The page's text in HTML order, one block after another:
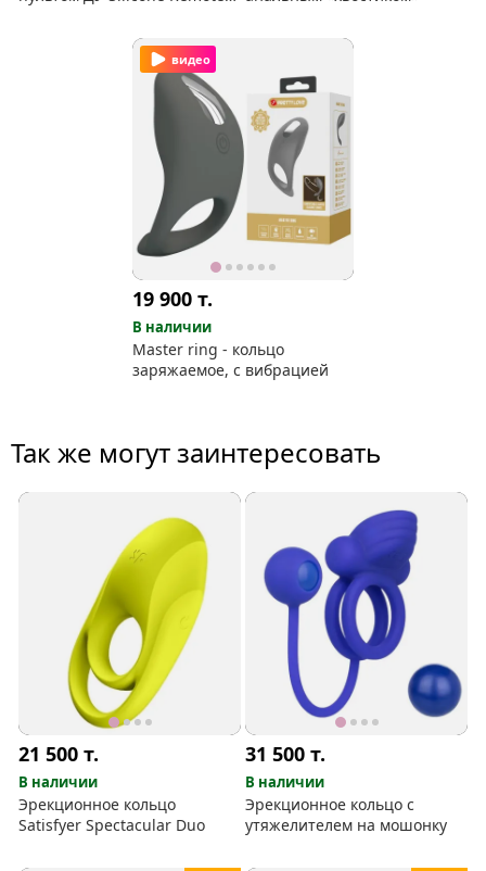
видео
19 900 т.
В наличии
Master ring - кольцо
заряжаемое, с вибрацией
Так же могут заинтересовать
21 500т.
В наличии
Эрекционное кольцо
Satisfyer Spectacular Duo
31 500т.
В наличии
Эрекционное кольцо с
утяжелителем на мошонку